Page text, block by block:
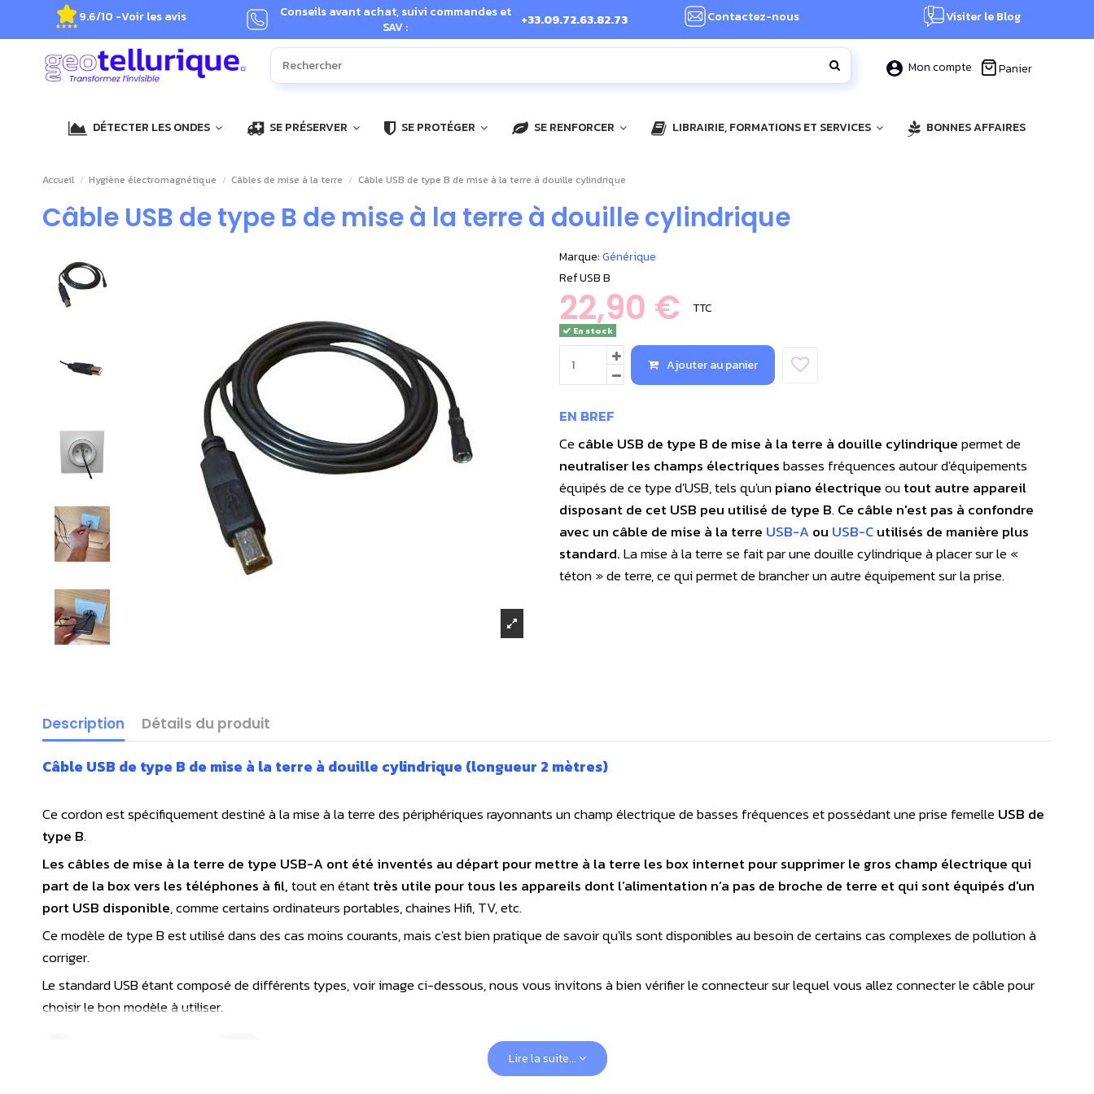
9.6/10 -Voir les avis
Conseils avant achat, suivi commandes et
SAV :
+33.09.72.63.82.73 Contactez-nous Visiter le Blog
Mon compte Panier
DÉTECTER LES ONDES SE PRÉSERVER SE PROTÉGER SE RENFORCER LIBRAIRIE, FORMATIONS ET SERVICES BONNES AFFAIRES
Accueil Hygiène électromagnétique Câbles de mise à la terre Câble USB de type B de mise à la terre à douille cylindrique
Câble USB de type B de mise à la terre à douille cylindrique
Marque:Générique
RefUSB B
22,90 € TTC
En stock
Ajouter au panier
EN BREF
Cecâble USB de type B de mise à la terre à douille cylindriquepermet de
neutraliser les champs électriquesbasses fréquences autour d'équipements
équipés de ce type d'USB, tels qu'unpiano électriqueoutout autre appareil
disposant de cet USB peu utilisé de type B.Ce câble n'est pas à confondre
avec un câble de mise à la terre USB-A ou USB-Cutilisés de manière plus
standard.La mise à la terre se fait par une douille cylindrique à placer sur le «
téton » de terre, ce qui permet de brancher un autre équipement sur la prise.
Description Détails du produit
Câble USB de type B de mise à la terre à douille cylindrique (longueur 2 mètres)
Ce cordon est spécifiquement destiné à la mise à la terre des périphériques rayonnants un champ électrique de basses fréquences et possédant une prise femelleUSB de
type B.
Les câbles de mise à la terre de type USB-A ont été inventés au départ pour mettre à la terre les box internet pour supprimer le gros champ électrique qui
part de la box vers les téléphones à fil,tout en étanttrès utile pour tous les appareils dont l’alimentation n’a pas de broche de terre et qui sont équipés d'un
port USB disponible, comme certains ordinateurs portables, chaines Hifi, TV, etc.
Ce modèle de type B est utilisé dans des cas moins courants, mais c'est bien pratique de savoir qu'ils sont disponibles au besoin de certains cas complexes de pollution à
corriger.
Le standard USB étant composé de différents types, voir image ci-dessous, nous vous invitons à bien vérifier le connecteur sur lequel vous allez connecter le câble pour
choisir le bon modèle à utiliser.
Lire la suite...